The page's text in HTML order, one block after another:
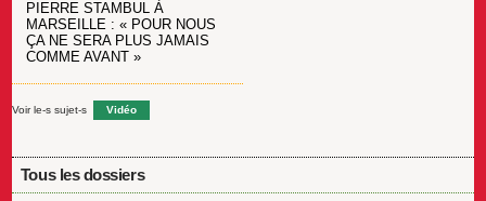
PIERRE STAMBUL À
MARSEILLE : « POUR NOUS
ÇA NE SERA PLUS JAMAIS
COMME AVANT »
Voir le-s sujet-s Vidéo
Tous les dossiers